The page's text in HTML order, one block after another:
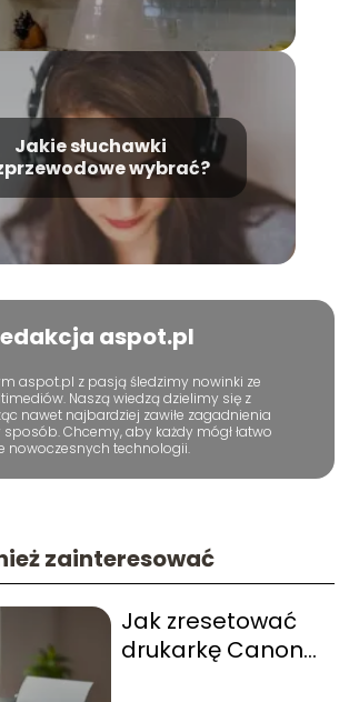
Jakie słuchawki
wybrać?
aspot.pl
aspot.pl z pasją śledzimy nowinki ze
Naszą wiedzą dzielimy się z
nawet najbardziej zawiłe zagadnienia
Chcemy, aby każdy mógł łatwo
nowoczesnych technologii.
zainteresować
Jak zresetować
drukarkę Canon